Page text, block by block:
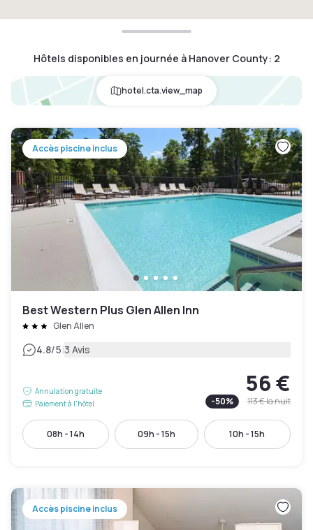
Hôtels disponibles en journée à Hanover County: 2
hotel.cta.view_map
Accès piscine inclus
Best Western Plus Glen Allen Inn
Glen Allen
4.8/5|3 Avis
Annulation gratuite
Paiement à l'hôtel
56 €
-50% 113 €la nuit
08h - 14h 09h - 15h 10h - 15h
Accès piscine inclus